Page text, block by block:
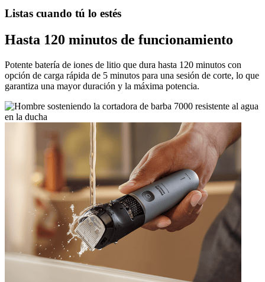
Listas cuando tú lo estés
Hasta 120 minutos de funcionamiento
Potente batería de iones de litio que dura hasta 120 minutos con
opción de carga rápida de 5 minutos para una sesión de corte, lo que
garantiza una mayor duración y la máxima potencia.